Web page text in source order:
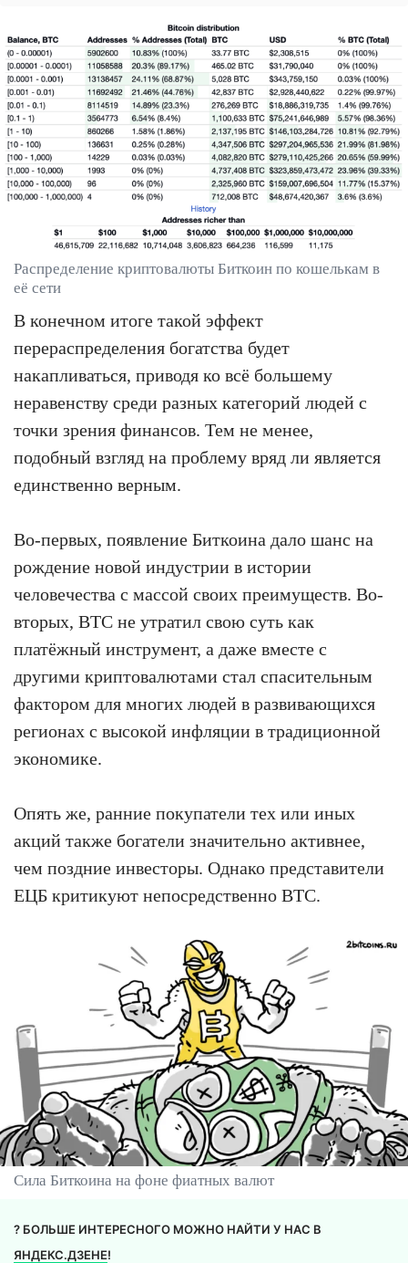
Распределение криптовалюты Биткоин по кошелькам в
её сети
В конечном итоге такой эффект
перераспределения богатства будет
накапливаться, приводя ко всё большему
неравенству среди разных категорий людей с
точки зрения финансов. Тем не менее,
подобный взгляд на проблему вряд ли является
единственно верным.
Во-первых, появление Биткоина дало шанс на
рождение новой индустрии в истории
человечества с массой своих преимуществ. Во-
вторых, BTC не утратил свою суть как
платёжный инструмент, а даже вместе с
другими криптовалютами стал спасительным
фактором для многих людей в развивающихся
регионах с высокой инфляции в традиционной
экономике.
Опять же, ранние покупатели тех или иных
акций также богатели значительно активнее,
чем поздние инвесторы. Однако представители
ЕЦБ критикуют непосредственно BTC.
Сила Биткоина на фоне фиатных валют
? БОЛЬШЕ ИНТЕРЕСНОГО МОЖНО НАЙТИ У НАС В
ЯНДЕКС.ДЗЕНЕ!